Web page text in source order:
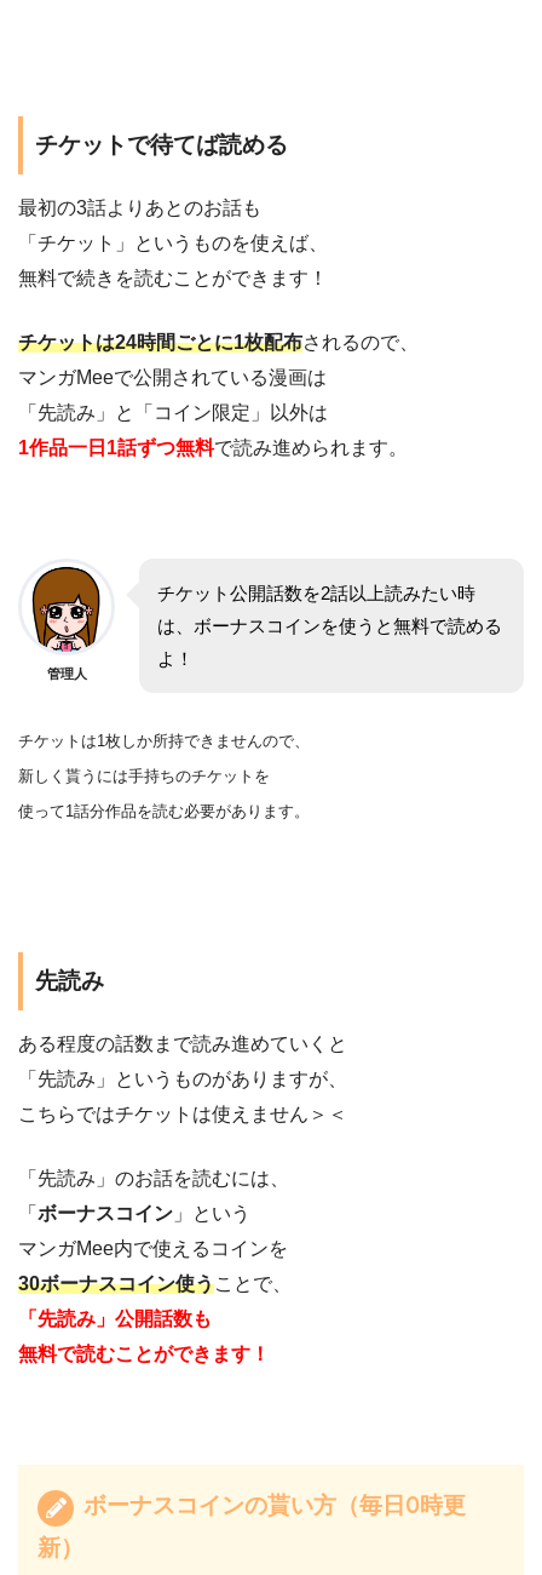
チケットで待てば読める
最初の3話よりあとのお話も
「チケット」というものを使えば、
無料で続きを読むことができます！
チケットは24時間ごとに1枚配布されるので、
マンガMeeで公開されている漫画は
「先読み」と「コイン限定」以外は
1作品一日1話ずつ無料で読み進められます。
管理人
チケット公開話数を2話以上読みたい時
は、ボーナスコインを使うと無料で読める
よ！
チケットは1枚しか所持できませんので、
新しく貰うには手持ちのチケットを
使って1話分作品を読む必要があります。
先読み
ある程度の話数まで読み進めていくと
「先読み」というものがありますが、
こちらではチケットは使えません＞＜
「先読み」のお話を読むには、
「 ボーナスコイン 」という
マンガMee内で使えるコインを
30ボーナスコイン使うことで、
「先読み」公開話数も
無料で読むことができます！
ボーナスコインの貰い方（毎日0時更
新）